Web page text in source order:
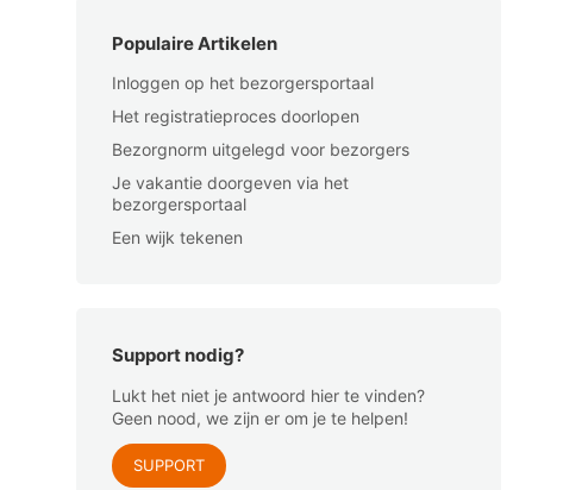
Populaire Artikelen
Inloggen op het bezorgersportaal
Het registratieproces doorlopen
Bezorgnorm uitgelegd voor bezorgers
Je vakantie doorgeven via het
bezorgersportaal
Een wijk tekenen
Support nodig?
Lukt het niet je antwoord hier te vinden?
Geen nood, we zijn er om je te helpen!
SUPPORT